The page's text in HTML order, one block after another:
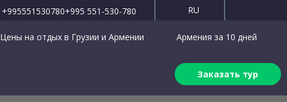
+995551530780+995 551-530-780 RU
Цены на отдых в Грузии и Армении Армения за 10 дней
Заказать тур